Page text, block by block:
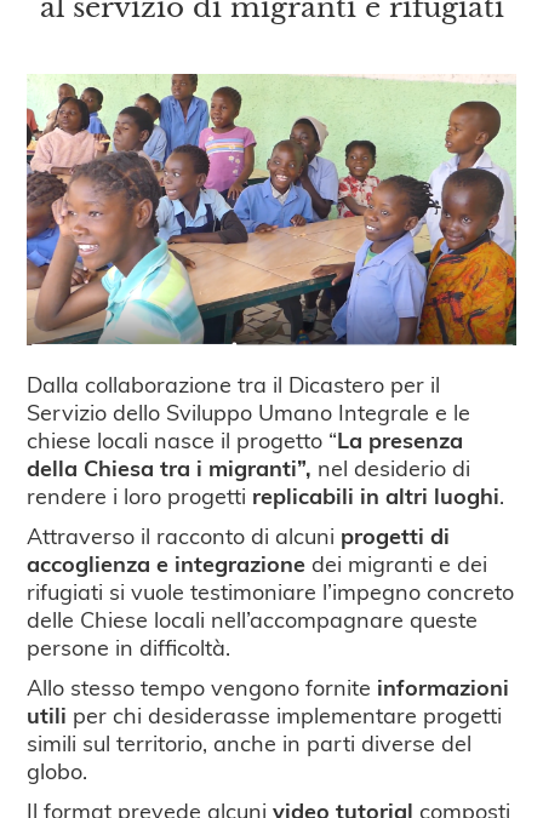
al servizio di migranti e rifugiati
Dalla collaborazione tra il Dicastero per il
Servizio dello Sviluppo Umano Integrale e le
chiese locali nasce il progetto “La presenza
della Chiesa tra i migranti”, nel desiderio di
rendere i loro progetti replicabili in altri luoghi.
Attraverso il racconto di alcuni progetti di
accoglienza e integrazione dei migranti e dei
rifugiati si vuole testimoniare l’impegno concreto
delle Chiese locali nell’accompagnare queste
persone in difficoltà.
Allo stesso tempo vengono fornite informazioni
utili per chi desiderasse implementare progetti
simili sul territorio, anche in parti diverse del
globo.
Il format prevede alcunivideo tutorial composti